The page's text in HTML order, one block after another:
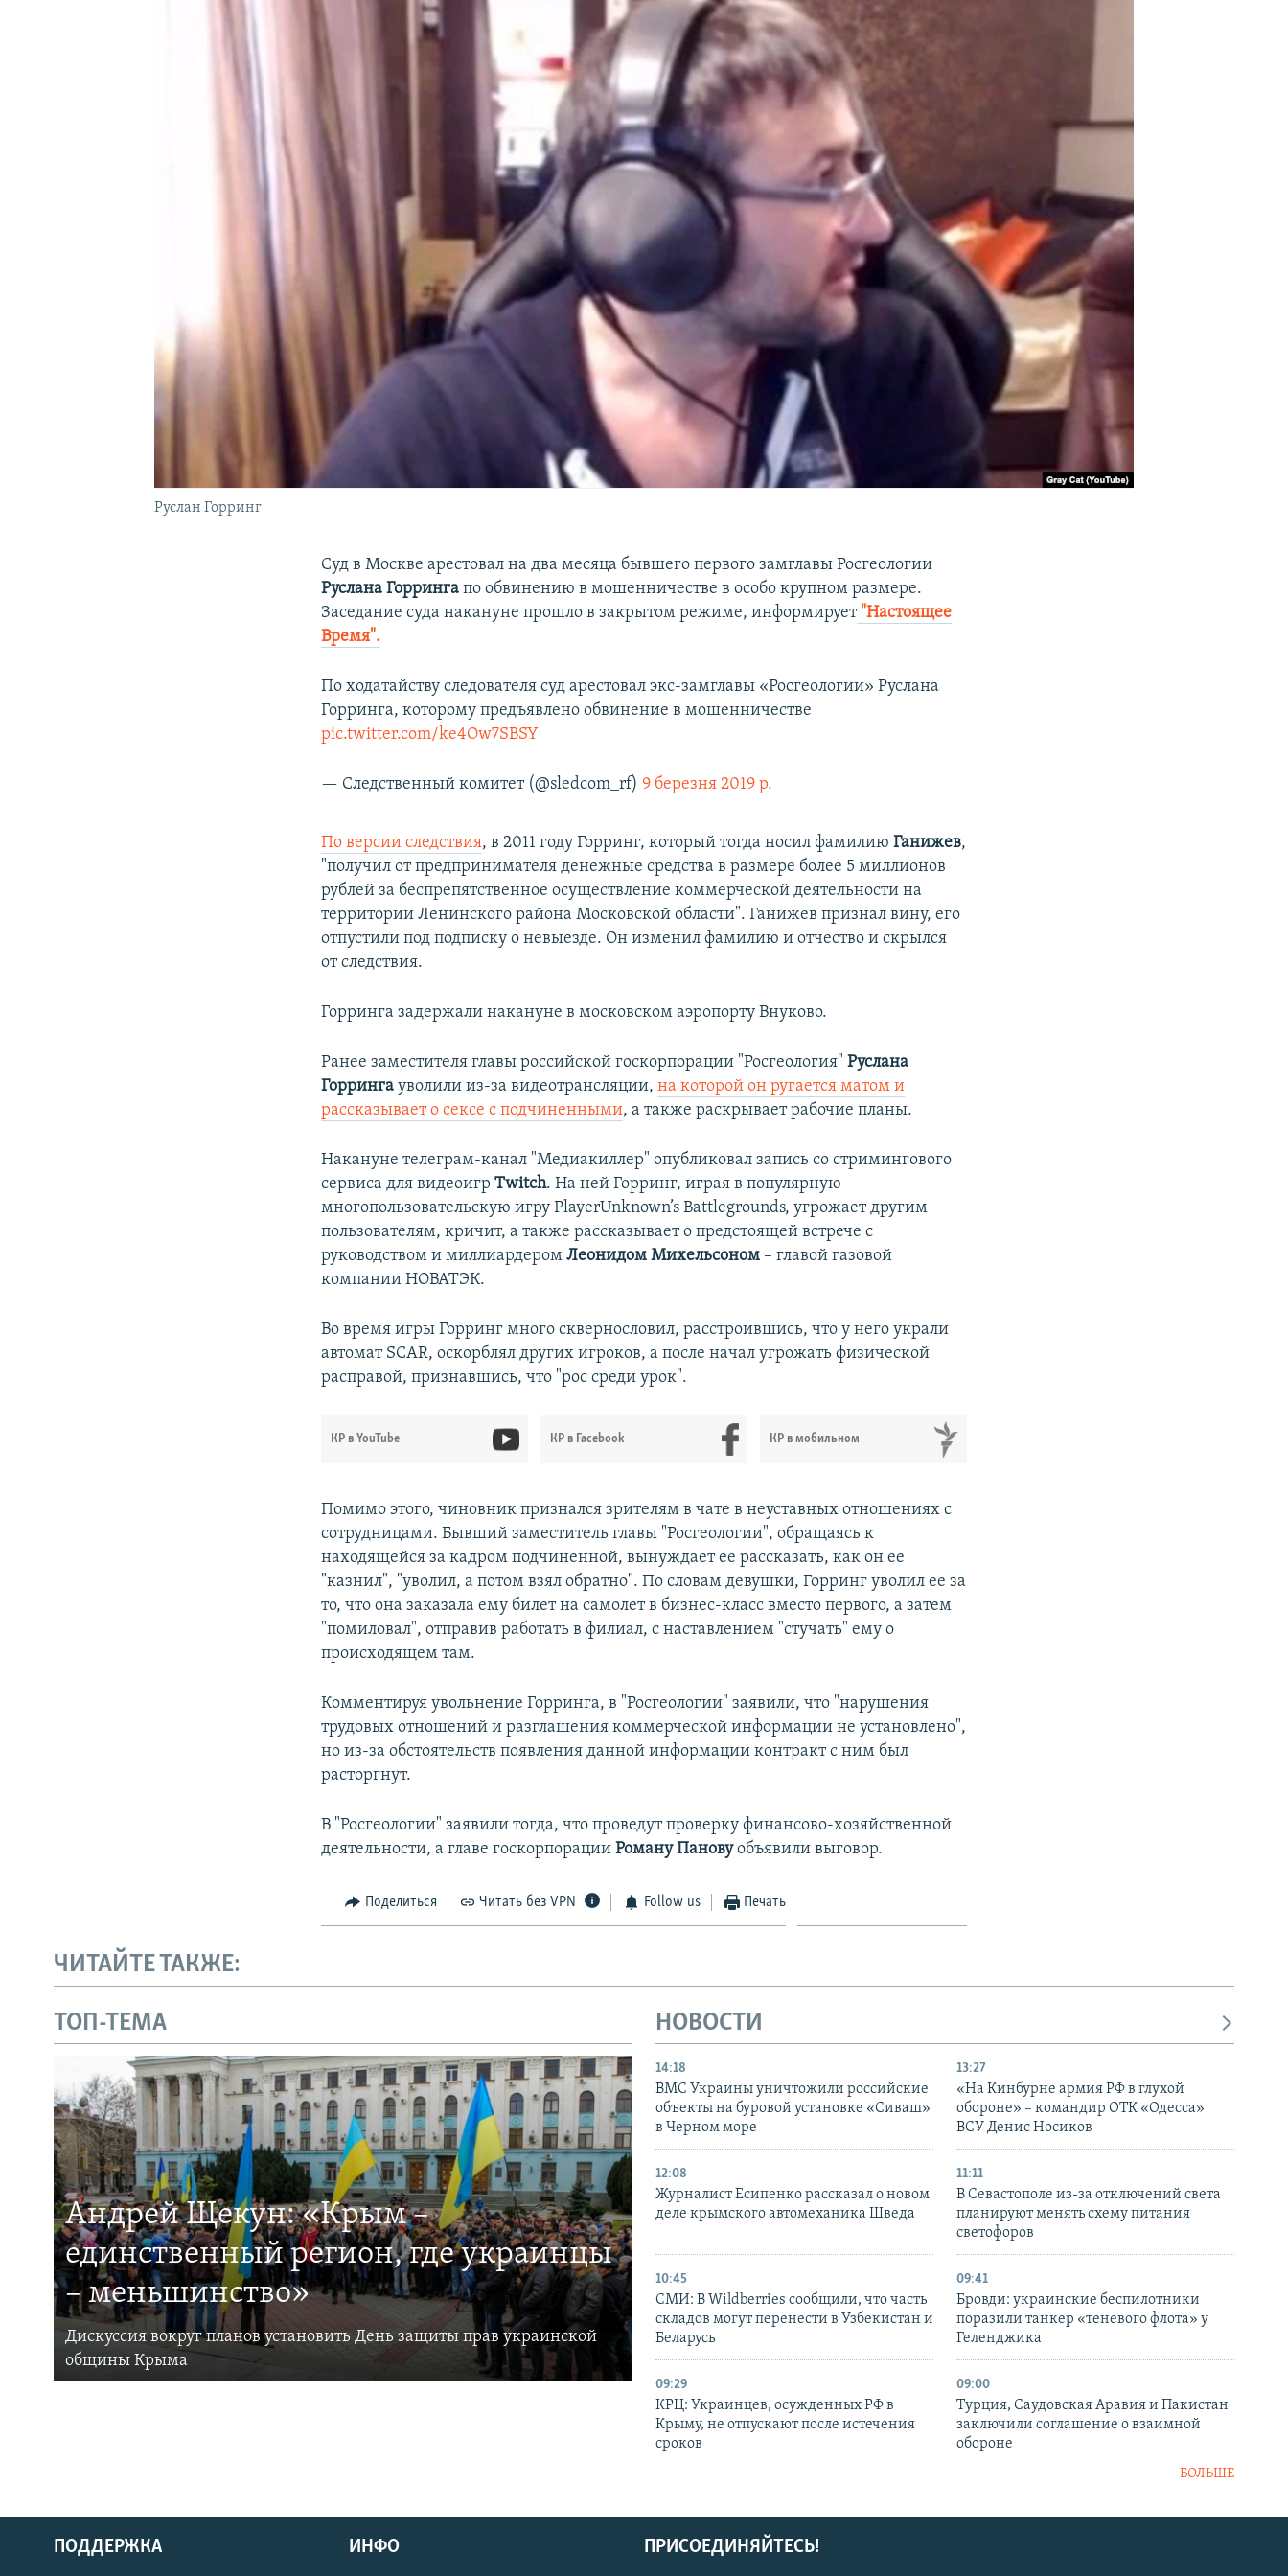
Руслан Горринг
Суд в Москве арестовал на два месяца бывшего первого замглавы Росгеологии
Руслана Горринга по обвинению в мошенничестве в особо крупном размере.
Заседание суда накануне прошло в закрытом режиме, информирует"Настоящее
Время".
По ходатайству следователя суд арестовал экс-замглавы «Росгеологии» Руслана
Горринга, которому предъявлено обвинение в мошенничестве
pic.twitter.com/ke4Ow7SBSY
— Следственный комитет (@sledcom_rf) 9 березня 2019 р.
По версии следствия, в 2011 году Горринг, который тогда носил фамилиюГанижев,
"получил от предпринимателя денежные средства в размере более 5 миллионов
рублей за беспрепятственное осуществление коммерческой деятельности на
территории Ленинского района Московской области". Ганижев признал вину, его
отпустили под подписку о невыезде. Он изменил фамилию и отчество и скрылся
от следствия.
Горринга задержали накануне в московском аэропорту Внуково.
Ранее заместителя главы российской госкорпорации "Росгеология"Руслана
Горрингауволили из-за видеотрансляции,на которой он ругается матом и
рассказывает о сексе с подчиненными, а также раскрывает рабочие планы.
Накануне телеграм-канал "Медиакиллер" опубликовал запись со стримингового
сервиса для видеоигрTwitch. На ней Горринг, играя в популярную
многопользовательскую игру PlayerUnknown’s Battlegrounds, угрожает другим
пользователям, кричит, а также рассказывает о предстоящей встрече с
руководством и миллиардером Леонидом Михельсоном – главой газовой
компании НОВАТЭК.
Во время игры Горринг много сквернословил, расстроившись, что у него украли
автомат SCAR, оскорблял других игроков, а после начал угрожать физической
расправой, признавшись, что "рос среди урок".
КР в YouTube КР в Facebook КР в мобильном
Помимо этого, чиновник признался зрителям в чате в неуставных отношениях с
сотрудницами. Бывший заместитель главы "Росгеологии", обращаясь к
находящейся за кадром подчиненной, вынуждает ее рассказать, как он ее
"казнил", "уволил, а потом взял обратно". По словам девушки, Горринг уволил ее за
то, что она заказала ему билет на самолет в бизнес-класс вместо первого, а затем
"помиловал", отправив работать в филиал, с наставлением "стучать" ему о
происходящем там.
Комментируя увольнение Горринга, в "Росгеологии" заявили, что "нарушения
трудовых отношений и разглашения коммерческой информации не установлено",
но из-за обстоятельств появления данной информации контракт с ним был
расторгнут.
В "Росгеологии" заявили тогда, что проведут проверку финансово-хозяйственной
деятельности, а главе госкорпорацииРоману Пановуобъявили выговор.
Поделиться Читать без VPN Follow us Печать
ЧИТАЙТЕ ТАКЖЕ:
ТОП-ТЕМА
Андрей Щекун: «Крым –
единственный регион, где украинцы
– меньшинство»
Дискуссия вокруг планов установить День защиты прав украинской
общины Крыма
НОВОСТИ
14:18
ВМС Украины уничтожили российские
объекты на буровой установке «Сиваш»
в Черном море
13:27
«На Кинбурне армия РФ в глухой
обороне» – командир ОТК «Одесса»
ВСУ Денис Носиков
12:08
Журналист Есипенко рассказал о новом
деле крымского автомеханика Шведа
11:11
В Севастополе из-за отключений света
планируют менять схему питания
светофоров
10:45
СМИ: В Wildberries сообщили, что часть
складов могут перенести в Узбекистан и
Беларусь
09:41
Бровди: украинские беспилотники
поразили танкер «теневого флота» у
Геленджика
09:29
КРЦ: Украинцев, осужденных РФ в
Крыму, не отпускают после истечения
сроков
09:00
Турция, Саудовская Аравия и Пакистан
заключили соглашение о взаимной
обороне
БОЛЬШЕ
ПРИСОЕДИНЯЙТЕСЬ!
ПОДДЕРЖКА ИНФО